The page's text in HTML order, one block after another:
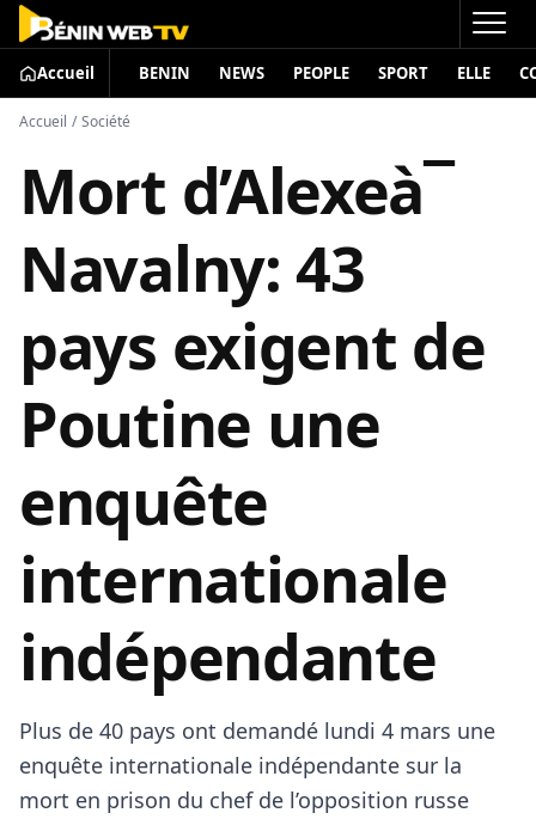
Accueil BENIN NEWS PEOPLE SPORT ELLE
Accueil / Société
Mort d’Alexeà¯
Navalny: 43
pays exigent de
Poutine une
enquête
internationale
indépendante
Plus de 40 pays ont demandé lundi 4 mars une
enquête internationale indépendante sur la
mort en prison du chef de l’opposition russe